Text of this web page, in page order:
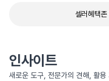
셀러혜택존
인사이트
새로운 도구, 전문가의 견해, 활